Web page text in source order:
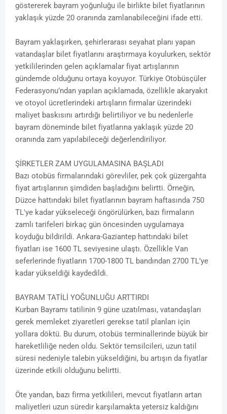
göstererek bayram yoğunluğu ile birlikte bilet fiyatlarının
yaklaşık yüzde 20 oranında zamlanabileceğini ifade etti.
Bayram yaklaşırken, şehirlerarası seyahat planı yapan
vatandaşlar bilet fiyatlarını araştırmaya koyulurken, sektör
yetkililerinden gelen açıklamalar fiyat artışlarının
gündemde olduğunu ortaya koyuyor. Türkiye Otobüsçüler
Federasyonu’ndan yapılan açıklamada, özellikle akaryakıt
ve otoyol ücretlerindeki artışların firmalar üzerindeki
maliyet baskısını artırdığı belirtiliyor ve bu nedenlerle
bayram döneminde bilet fiyatlarına yaklaşık yüzde 20
oranında zam yapılabileceği değerlendiriliyor.
ŞİRKETLER ZAM UYGULAMASINA BAŞLADI
Bazı otobüs firmalarındaki görevliler, pek çok güzergahta
fiyat artışlarının şimdiden başladığını belirtti. Örneğin,
Düzce hattındaki bilet fiyatlarının bayram haftasında 750
TL'ye kadar yükseleceği öngörülürken, bazı firmaların
zamlı tarifeleri birkaç gün öncesinden uygulamaya
koyduğu bildirildi. Ankara-Gaziantep hattındaki bilet
fiyatları ise 1600 TL seviyesine ulaştı. Özellikle Van
seferlerinde fiyatların 1700-1800 TL bandından 2700 TL’ye
kadar yükseldiği kaydedildi.
BAYRAM TATİLİ YOĞUNLUĞU ARTTIRDI
Kurban Bayramı tatilinin 9 güne uzatılması, vatandaşları
gerek memleket ziyaretleri gerekse tatil planları için
yollara döktü. Bu durum, otobüs terminallerinde büyük bir
hareketliliğe neden oldu. Sektör temsilcileri, uzun tatil
süresi nedeniyle talebin yükseldiğini, bu artışın da fiyatlar
üzerinde etkili olduğunu belirtti.
Öte yandan, bazı firma yetkilileri, mevcut fiyatların artan
maliyetleri uzun süredir karşılamakta yetersiz kaldığını